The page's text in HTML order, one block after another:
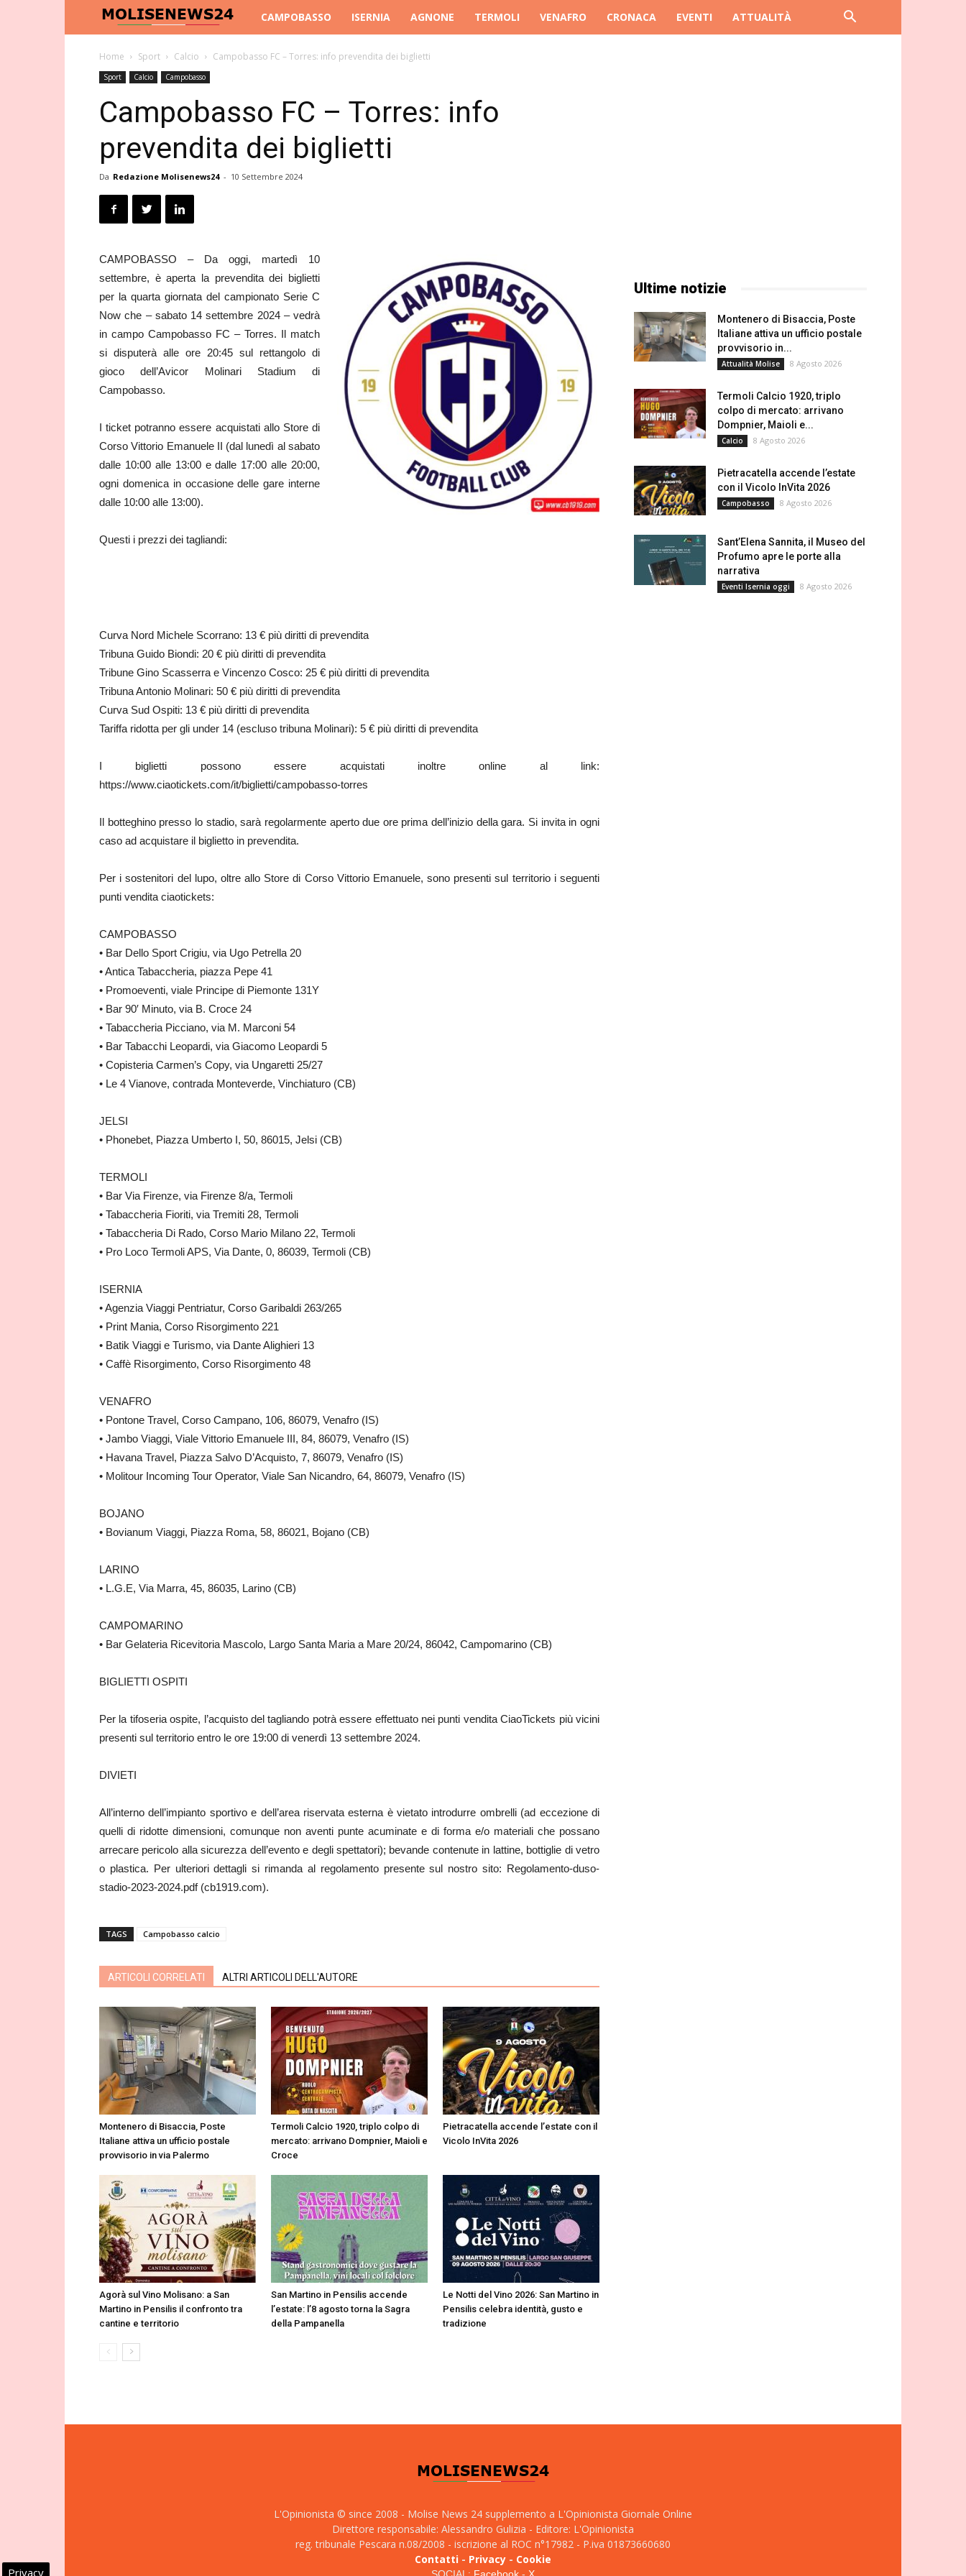
Molise
News
CAMPOBASSO ISERNIA AGNONE TERMOLI VENAFRO CRONACA EVENTI ATTUALITÀ
Home Sport Calcio Campobasso FC – Torres: info prevendita dei biglietti
Sport Calcio Campobasso
Campobasso FC – Torres: info
prevendita dei biglietti
Da Redazione Molisenews24 - 10 Settembre 2024
CAMPOBASSO – Da oggi, martedì 10
settembre, è aperta la prevendita dei biglietti
per la quarta giornata del campionato Serie C
Now che – sabato 14 settembre 2024 – vedrà
in campo Campobasso FC – Torres. Il match
si disputerà alle ore 20:45 sul rettangolo di
gioco dell’Avicor Molinari Stadium di
Campobasso.
I ticket potranno essere acquistati allo Store di
Corso Vittorio Emanuele II (dal lunedì al sabato
dalle 10:00 alle 13:00 e dalle 17:00 alle 20:00,
ogni domenica in occasione delle gare interne
dalle 10:00 alle 13:00).
Questi i prezzi dei tagliandi:
Curva Nord Michele Scorrano: 13 € più diritti di prevendita
Tribuna Guido Biondi: 20 € più diritti di prevendita
Tribune Gino Scasserra e Vincenzo Cosco: 25 € più diritti di prevendita
Tribuna Antonio Molinari: 50 € più diritti di prevendita
Curva Sud Ospiti: 13 € più diritti di prevendita
Tariffa ridotta per gli under 14 (escluso tribuna Molinari): 5 € più diritti di prevendita
I biglietti possono essere acquistati inoltre online al link:
https://www.ciaotickets.com/it/biglietti/campobasso-torres
Il botteghino presso lo stadio, sarà regolarmente aperto due ore prima dell’inizio della gara. Si invita in ogni
caso ad acquistare il biglietto in prevendita.
Per i sostenitori del lupo, oltre allo Store di Corso Vittorio Emanuele, sono presenti sul territorio i seguenti
punti vendita ciaotickets:
CAMPOBASSO
• Bar Dello Sport Crigiu, via Ugo Petrella 20
• Antica Tabaccheria, piazza Pepe 41
• Promoeventi, viale Principe di Piemonte 131Y
• Bar 90′ Minuto, via B. Croce 24
• Tabaccheria Picciano, via M. Marconi 54
• Bar Tabacchi Leopardi, via Giacomo Leopardi 5
• Copisteria Carmen’s Copy, via Ungaretti 25/27
• Le 4 Vianove, contrada Monteverde, Vinchiaturo (CB)
JELSI
• Phonebet, Piazza Umberto I, 50, 86015, Jelsi (CB)
TERMOLI
• Bar Via Firenze, via Firenze 8/a, Termoli
• Tabaccheria Fioriti, via Tremiti 28, Termoli
• Tabaccheria Di Rado, Corso Mario Milano 22, Termoli
• Pro Loco Termoli APS, Via Dante, 0, 86039, Termoli (CB)
ISERNIA
• Agenzia Viaggi Pentriatur, Corso Garibaldi 263/265
• Print Mania, Corso Risorgimento 221
• Batik Viaggi e Turismo, via Dante Alighieri 13
• Caffè Risorgimento, Corso Risorgimento 48
VENAFRO
• Pontone Travel, Corso Campano, 106, 86079, Venafro (IS)
• Jambo Viaggi, Viale Vittorio Emanuele III, 84, 86079, Venafro (IS)
• Havana Travel, Piazza Salvo D’Acquisto, 7, 86079, Venafro (IS)
• Molitour Incoming Tour Operator, Viale San Nicandro, 64, 86079, Venafro (IS)
BOJANO
• Bovianum Viaggi, Piazza Roma, 58, 86021, Bojano (CB)
LARINO
• L.G.E, Via Marra, 45, 86035, Larino (CB)
CAMPOMARINO
• Bar Gelateria Ricevitoria Mascolo, Largo Santa Maria a Mare 20/24, 86042, Campomarino (CB)
BIGLIETTI OSPITI
Per la tifoseria ospite, l’acquisto del tagliando potrà essere effettuato nei punti vendita CiaoTickets più vicini
presenti sul territorio entro le ore 19:00 di venerdì 13 settembre 2024.
DIVIETI
All’interno dell’impianto sportivo e dell’area riservata esterna è vietato introdurre ombrelli (ad eccezione di
quelli di ridotte dimensioni, comunque non aventi punte acuminate e di forma e/o materiali che possano
arrecare pericolo alla sicurezza dell’evento e degli spettatori); bevande contenute in lattine, bottiglie di vetro
o plastica. Per ulteriori dettagli si rimanda al regolamento presente sul nostro sito: Regolamento-duso-
stadio-2023-2024.pdf (cb1919.com).
TAGS Campobasso calcio
ARTICOLI CORRELATI ALTRI ARTICOLI DELL'AUTORE
Montenero di Bisaccia, Poste
Italiane attiva un ufficio postale
provvisorio in via Palermo
Termoli Calcio 1920, triplo colpo di
mercato: arrivano Dompnier, Maioli e
Croce
Pietracatella accende l’estate con il
Vicolo InVita 2026
Agorà sul Vino Molisano: a San
Martino in Pensilis il confronto tra
cantine e territorio
San Martino in Pensilis accende
l’estate: l’8 agosto torna la Sagra
della Pampanella
Le Notti del Vino 2026: San Martino in
Pensilis celebra identità, gusto e
tradizione
Ultime notizie
Montenero di Bisaccia, Poste
Italiane attiva un ufficio postale
provvisorio in...
Attualità Molise 8 Agosto 2026
Termoli Calcio 1920, triplo
colpo di mercato: arrivano
Dompnier, Maioli e...
Calcio 8 Agosto 2026
Pietracatella accende l’estate
con il Vicolo InVita 2026
Campobasso 8 Agosto 2026
Sant’Elena Sannita, il Museo del
Profumo apre le porte alla
narrativa
Eventi Isernia oggi 8 Agosto 2026
L'Opinionista © since 2008 - Molise News 24 supplemento a L'Opinionista Giornale Online
Direttore responsabile: Alessandro Gulizia - Editore: L'Opinionista
reg. tribunale Pescara n.08/2008 - iscrizione al ROC n°17982 - P.iva 01873660680
Contatti- Privacy- Cookie
Privacy